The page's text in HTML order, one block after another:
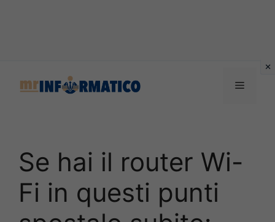
Menu
Se hai il router Wi-
Fi in questi punti